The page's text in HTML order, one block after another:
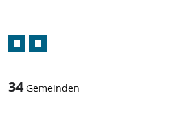
34 Gemeinden